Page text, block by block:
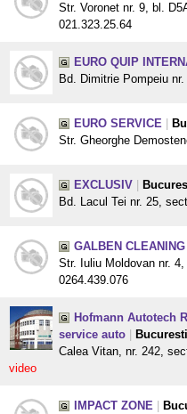
Str. Voronet nr. 9, bl.
021.323.25.64
EURO QUIP
Bd. Dimitrie Pompeiu
EURO SERVICE
Str. Gheorghe
EXCLUSIV
Bd. Lacul Tei nr. 25,
GALBEN
Str. Iuliu Moldovan nr.
0264.439.076
Hofmann Autotech
service auto
Bucuresti
Calea Vitan, nr. 242,
video
IMPACT ZONE